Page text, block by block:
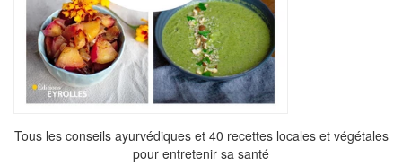
Tous les conseils ayurvédiques et 40 recettes locales et végétales
pour entretenir sa santé